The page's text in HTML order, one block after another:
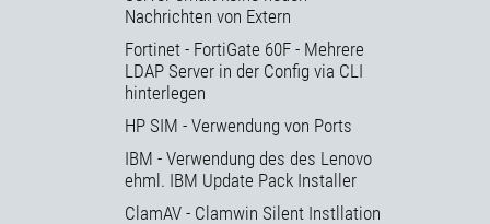
Nachrichten von Extern
Fortinet - FortiGate 60F - Mehrere
LDAP Server in der Config via CLI
hinterlegen
HP SIM - Verwendung von Ports
IBM - Verwendung des des Lenovo
ehml. IBM Update Pack Installer
ClamAV - Clamwin Silent Instllation